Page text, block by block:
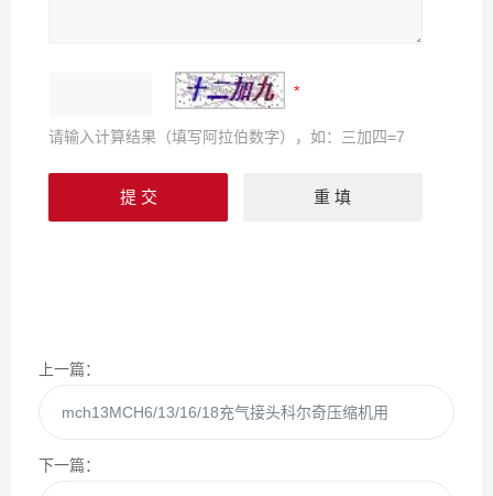
请输入计算结果（填写阿拉伯数字），如：三加四=7
上一篇：
mch13MCH6/13/16/18充气接头科尔奇压缩机用
下一篇：